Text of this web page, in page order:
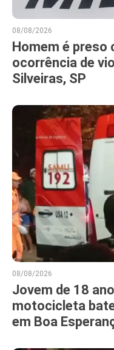
08/08/2026
Homem é preso
ocorrência de
Silveiras, SP
08/08/2026
Jovem de 18
motocicleta
em Boa